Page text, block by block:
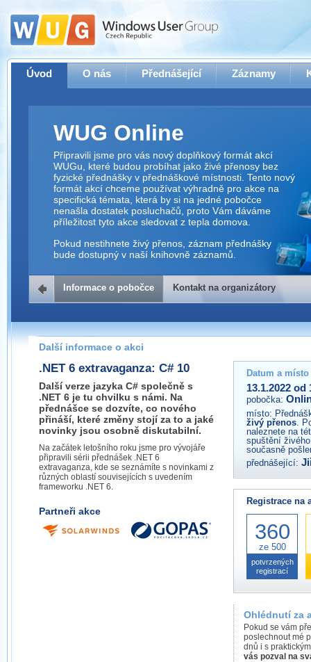
Úvod O nás Přednášející Záznamy
WUG Online
Připravili jsme pro vás nový doplňkový formát akcí
WUGu, které budou probíhat jako živé přenosy bez
fyzické přednášky v přednáškové místnosti. Tento nový
formát akcí chceme používat výhradně pro akce na
specifická témata, která by si na jedné pobočce
nenašla dostatek posluchačů, proto Vám dáváme
příležitost tyto akce sledovat z tepla domova.
Pokud nestihnete živý přenos, záznam přednášky
bude dostupný v naší knihovně záznamů.
Kontakt na organizátory
Pokud máte jakýkoliv dotaz na organizátory této akce,
prosím neváhejte nás kontaktovat na e-mailu:
Informace o pobočce Kontakt na organizátory
Další informace o akci
.NET 6 extravaganza: C# 10
Další verze jazyka C# společně s
.NET 6 je tu chvilku s námi. Na
přednášce se dozvíte, co nového
přináší, které změny stojí za to a jaké
novinky jsou osobně diskutabilní.
Na začátek letošního roku jsme pro vývojáře
připravili sérii přednášek .NET 6
extravaganza, kde se seznámíte s novinkami z
různých oblastí souvisejících s uvedením
frameworku .NET 6.
Partneři akce
Datum a
13.1.2022 od
pobočka:
místo:
živý přenos.
naleznete na
spuštění
současně
přednášející:
Registrace na
360
ze 500
potvrzených
registrací
Ohlédnutí za
Pokud se vám
poslechnout mé
dnů i s
vás pozval na